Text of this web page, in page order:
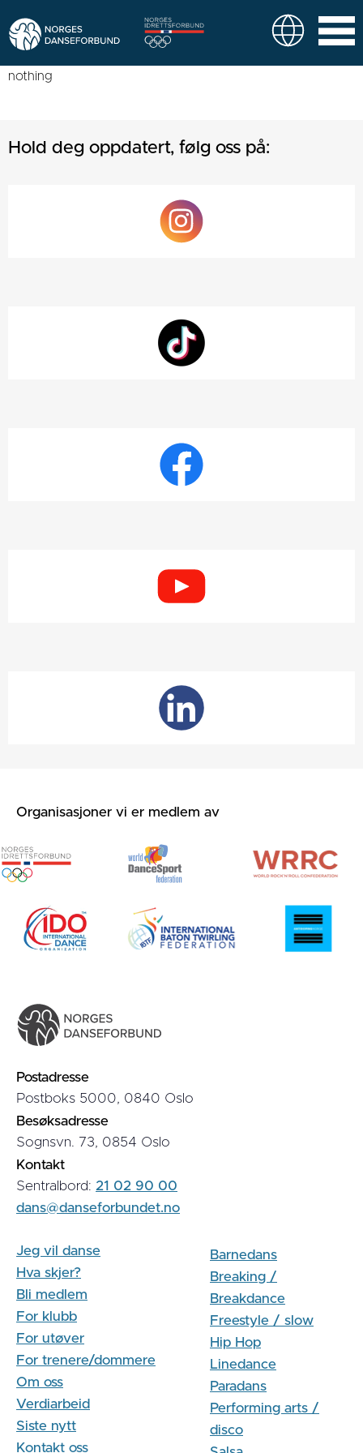
nothing
Hold deg oppdatert, følg oss på:
Organisasjoner vi er medlem av
Postadresse
Postboks 5000, 0840 Oslo
Besøksadresse
Sognsvn. 73, 0854 Oslo
Kontakt
Sentralbord: 21 02 90 00
dans@danseforbundet.no
Jeg vil danse
Hva skjer?
Bli medlem
For klubb
For utøver
For trenere/dommere
Om oss
Verdiarbeid
Siste nytt
Kontakt oss
Barnedans
Breaking /
Breakdance
Freestyle / slow
Hip Hop
Linedance
Paradans
Performing arts /
disco